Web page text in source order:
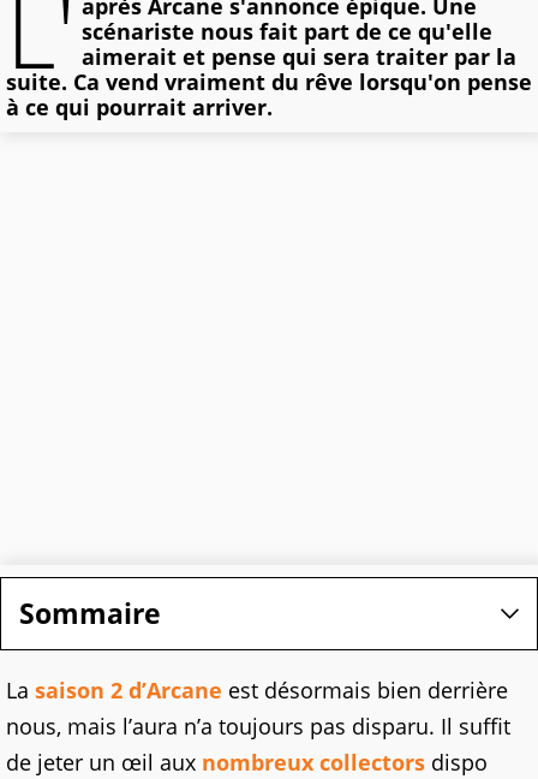
L' après Arcane s'annonce épique. Une
scénariste nous fait part de ce qu'elle
aimerait et pense qui sera traiter par la
suite. Ca vend vraiment du rêve lorsqu'on pense
à ce qui pourrait arriver.
Sommaire
La saison 2 d’Arcane est désormais bien derrière
nous, mais l’aura n’a toujours pas disparu. Il suffit
de jeter un œil aux nombreux collectors dispo